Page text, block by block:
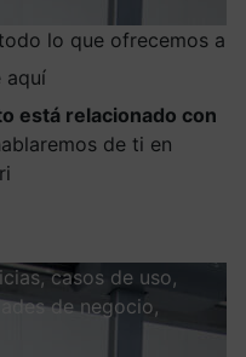
lo que ofrecemos a
aquí
está relacionado con
de ti en
casos de uso,
de negocio,